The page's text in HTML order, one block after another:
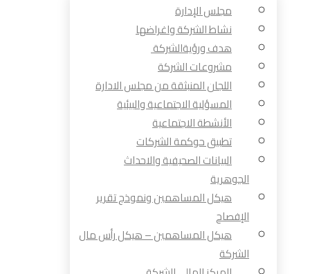
مجلس الإدارة
نشاط الشركة واغراضها
هدف ورؤيةالشركة
مشروعات الشركة
اللجان المنبثقة من مجلس الادارة
المسؤلية الاجتماعية والبيئية
الأنشطة الاجتماعية
تطبيق حوكمة الشركات
البيانات الصحيفية والاحداث
الجوهرية
هيكل المساهمين ونموذج تقرير
الإفصاح
هيكل المساهمين – هيكل رأس مال
الشركة